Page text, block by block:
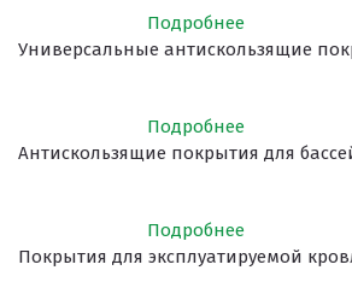
Подробнее
Универсальные антискользящие
Подробнее
Антискользящие покрытия для
Подробнее
Покрытия для эксплуатируемой